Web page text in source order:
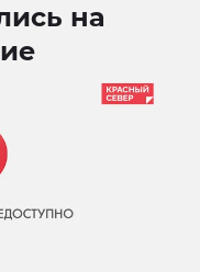
на